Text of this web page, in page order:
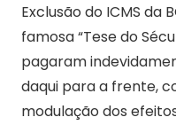
Exclusão do ICMS da
famosa “Tese do
pagaram
daqui para a frente,
modulação dos